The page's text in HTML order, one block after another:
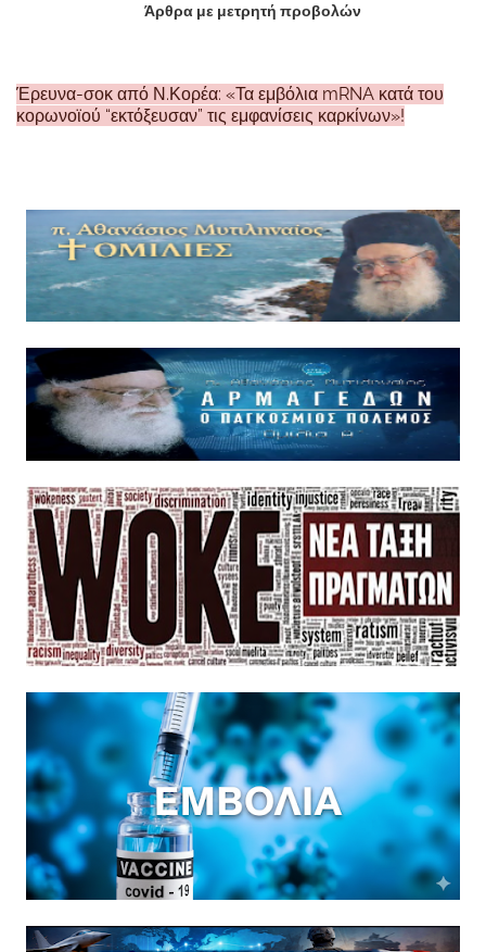
Άρθρα με μετρητή προβολών
Έρευνα-σοκ από Ν.Κορέα: «Τα εμβόλια mRNA κατά του
κορωνοϊού “εκτόξευσαν” τις εμφανίσεις καρκίνων»!